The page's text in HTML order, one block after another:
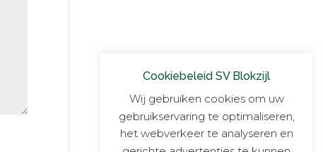
Cookiebeleid SV Blokzijl
Wij gebruiken cookies om uw
gebruikservaring te optimaliseren,
het webverkeer te analyseren en